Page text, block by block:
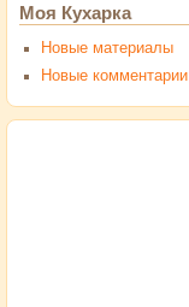
Моя Кухарка
Новые материалы
Новые комментарии